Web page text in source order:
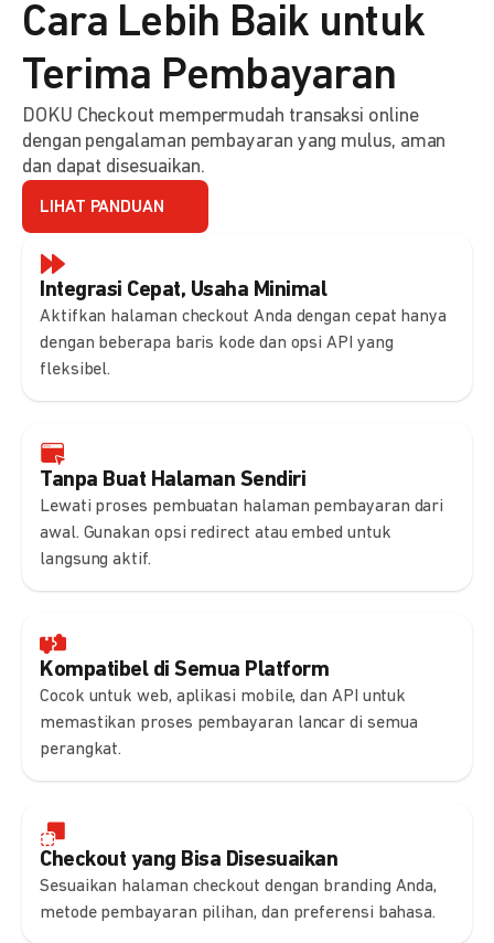
Integrasi Cepat, Usaha Minimal
Aktifkan halaman checkout Anda dengan cepat hanya
dengan beberapa baris kode dan opsi API yang
fleksibel.
Tanpa Buat Halaman Sendiri
Lewati proses pembuatan halaman pembayaran dari
awal. Gunakan opsi redirect atau embed untuk
langsung aktif.
Kompatibel di Semua Platform
Cocok untuk web, aplikasi mobile, dan API untuk
memastikan proses pembayaran lancar di semua
perangkat.
Checkout yang Bisa Disesuaikan
Sesuaikan halaman checkout dengan branding Anda,
metode pembayaran pilihan, dan preferensi bahasa.
Cara Lebih Baik untuk
Terima Pembayaran
DOKU Checkout mempermudah transaksi online
dengan pengalaman pembayaran yang mulus, aman
dan dapat disesuaikan.
LIHAT PANDUAN